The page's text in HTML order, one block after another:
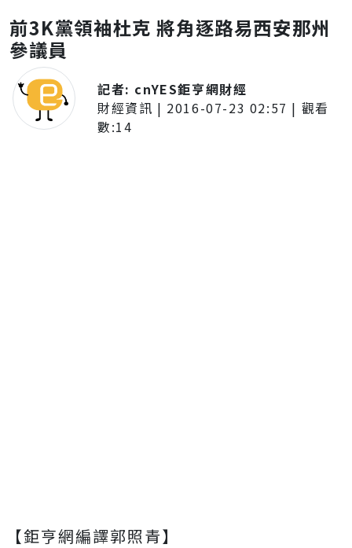
前3K黨領袖杜克 將角逐路易西安那州
參議員
記者: cnYES鉅亨網財經
財經資訊 | 2016-07-23 02:57 | 觀看
數:14
【鉅亨網編譯郭照青】